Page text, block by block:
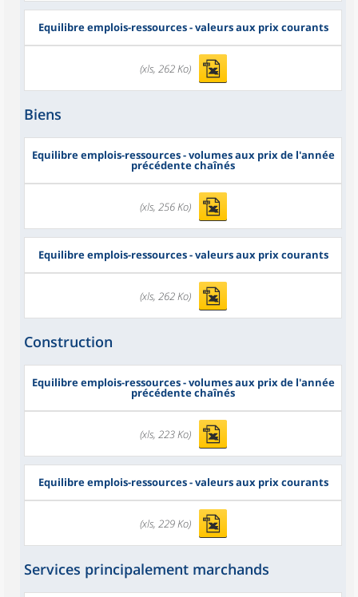
Equilibre emplois-ressources - valeurs aux prix courants
(xls, 262 Ko)
Biens
Equilibre emplois-ressources - volumes aux prix de l'année
précédente chaînés
(xls, 256 Ko)
Equilibre emplois-ressources - valeurs aux prix courants
(xls, 262 Ko)
Construction
Equilibre emplois-ressources - volumes aux prix de l'année
précédente chaînés
(xls, 223 Ko)
Equilibre emplois-ressources - valeurs aux prix courants
(xls, 229 Ko)
Services principalement marchands